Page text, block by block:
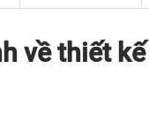
về thiết